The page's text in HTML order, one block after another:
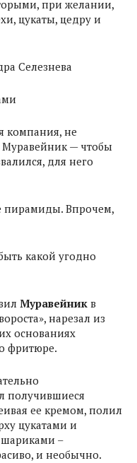
при желании,
цукаты, цедру и
компания, не
Муравейник — чтобы
для него
пирамиды. Впрочем,
какой угодно
Муравейник в
нарезал из
основаниях
фритюре.
получившиеся
ее кремом, полил
цукатами и
–
и необычно.